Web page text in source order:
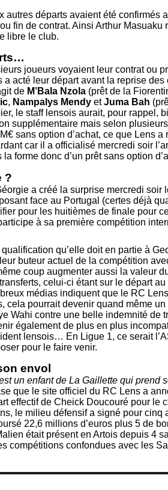
autres départs avaient été confirmés
fin de contrat. Ainsi Arthur
libre le club.
joueurs voyaient leur contrat ou
a acté leur départ avant la reprise
de M’Bala Nzola (prêt de la
, Nampalys Mendy etJuma Bah
le staff lensois aurait, pour rappel,
supplémentaire mais selon
sans option d’achat, ce que Lens
car il a officialisé mercredi soir
la forme donc d’un prêt sans option
?
a créé la surprise mercredi soir
face au Portugal (certes déjà
pour les huitièmes de finale pour
à sa première compétition
qualification qu’elle doit en partie à
buteur actuel de la compétition
coup augmenter aussi la valeur
celui-ci étant sur le départ
médias indiquent que le RC
cela pourrait devenir quand même
Wahi contre une belle indemnité de
également de plus en plus
lensois… En Ligue 1, ce serait
pour le faire venir.
envol
un enfant de La Gaillette qui prend
que le site officiel du RC Lens a
effectif de Cheick Doucouré pour le
le milieu défensif a signé pour cinq
22,6 millions d’euros plus 5 de
était présent en Artois depuis 4
compétitions confondues avec les